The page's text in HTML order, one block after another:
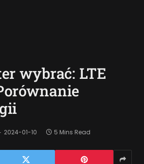
wybrać: LTE
2024-01-10 5 Mins Read